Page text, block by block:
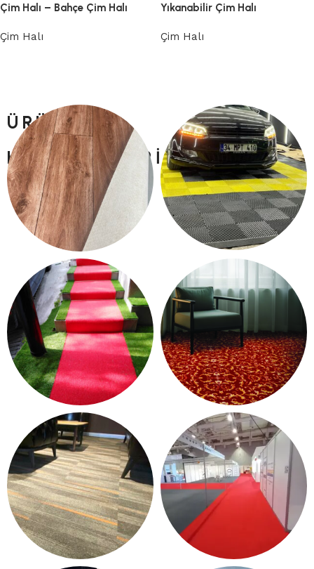
Çim Halı – Bahçe Çim Halı
Çim Halı
Yıkanabilir Çim Halı
Çim Halı
ÜRÜN
KATEGORILERI
PVC YER DÖŞEME
13 products
PLASTIK YER KARO
15 products
PASPAS - YOLLUK
12 products
KONTRAT HALI - OTEL
HALISI
37 products